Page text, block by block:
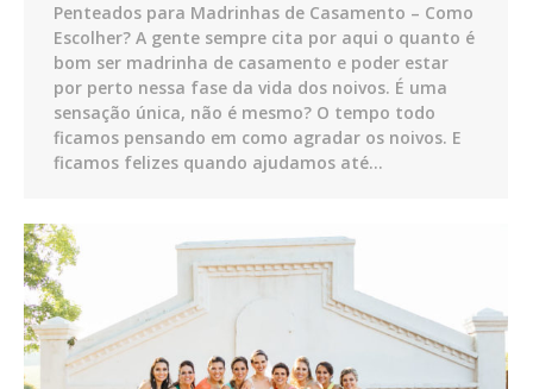
Penteados para Madrinhas de Casamento – Como
Escolher? A gente sempre cita por aqui o quanto é
bom ser madrinha de casamento e poder estar
por perto nessa fase da vida dos noivos. É uma
sensação única, não é mesmo? O tempo todo
ficamos pensando em como agradar os noivos. E
ficamos felizes quando ajudamos até…